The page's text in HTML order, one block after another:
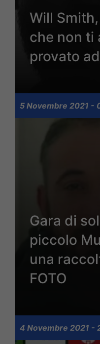
Will
che non ti
provato
5 Novembre 2021 -
Gara di
piccolo
una
FOTO
4 Novembre 2021 -